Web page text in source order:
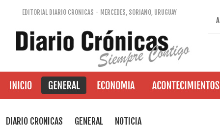
EDITORIAL DIARIO CRONICAS - MERCEDES, SORIANO, URUGUAY
DIARIO CRONICAS GENERAL NOTICIA